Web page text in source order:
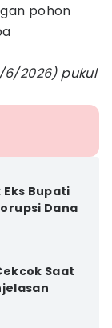
pohon
2026) pukul
Bupati
Dana
Saat